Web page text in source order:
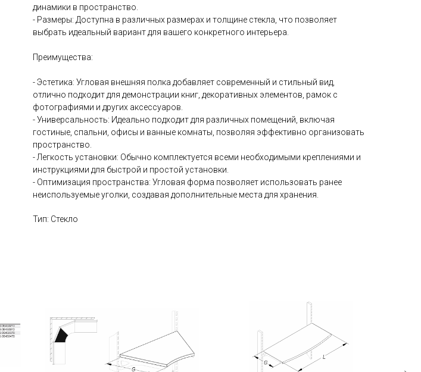
динамики в пространство.
- Размеры: Доступна в различных размерах и толщине стекла, что позволяет
выбрать идеальный вариант для вашего конкретного интерьера.
Преимущества:
- Эстетика: Угловая внешняя полка добавляет современный и стильный вид,
отлично подходит для демонстрации книг, декоративных элементов, рамок с
фотографиями и других аксессуаров.
- Универсальность: Идеально подходит для различных помещений, включая
гостиные, спальни, офисы и ванные комнаты, позволяя эффективно организовать
пространство.
- Легкость установки: Обычно комплектуется всеми необходимыми креплениями и
инструкциями для быстрой и простой установки.
- Оптимизация пространства: Угловая форма позволяет использовать ранее
неиспользуемые уголки, создавая дополнительные места для хранения.
Тип: Стекло